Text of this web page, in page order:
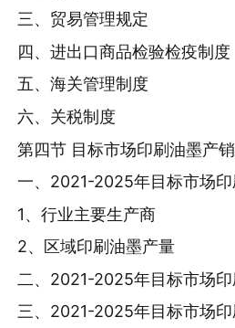
三、贸易管理规定
四、进出口商品检验检疫制度
五、海关管理制度
六、关税制度
第四节 目标市场印刷油墨产
一、2021-2025年目标市场
1、行业主要生产商
2、区域印刷油墨产量
二、2021-2025年目标市场
三、2021-2025年目标市场